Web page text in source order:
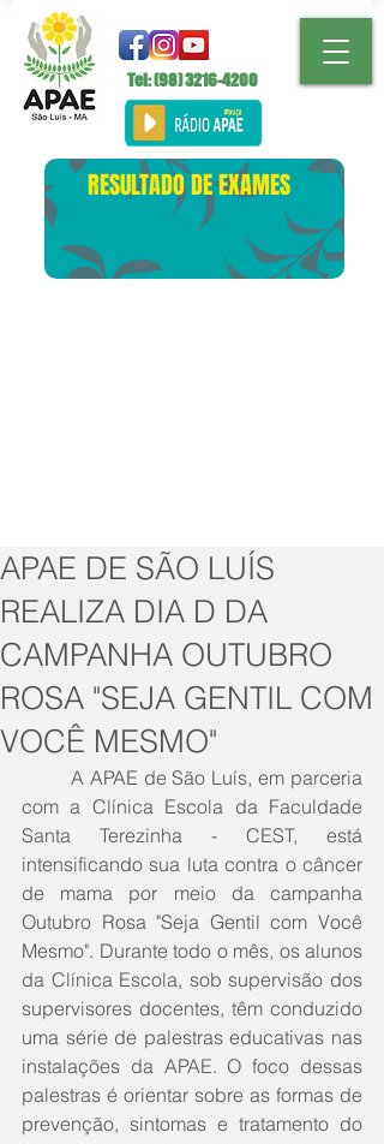
Tel: (98)3216-4200
RESULTADO DE EXAMES
APAE DE SÃO LUÍS
REALIZA DIA D DA
CAMPANHA OUTUBRO
ROSA "SEJA GENTIL COM
VOCÊ MESMO"
com a Clínica Escola da Faculdade
Santa Terezinha - CEST, está
intensificando sua luta contra o câncer
de mama por meio da campanha
Outubro Rosa "Seja Gentil com Você
Mesmo". Durante todo o mês, os alunos
da Clínica Escola, sob supervisão dos
supervisores docentes, têm conduzido
uma série de palestras educativas nas
instalações da APAE. O foco dessas
palestras é orientar sobre as formas de
prevenção, sintomas e tratamento do